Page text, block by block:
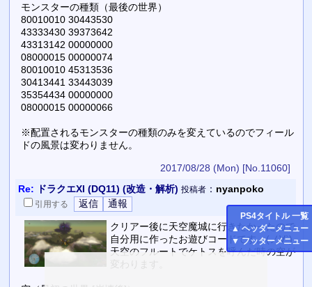
PS4タイトル 一覧
▲ ヘッダーメニュー
▼フッターメニュー
モンスターの種類（最後の世界）
80010010 30443530
43333430 39373642
43313142 00000000
08000015 00000074
80010010 45313536
30413441 33443039
35354434 00000000
08000015 00000066
※配置されるモンスターの種類のみを変えているのでフィール
ドの風景は変わりません。
2017/08/28 (Mon) [No.11060]
Re: ドラクエXI (DQ11) (改造・解析) 投稿者： nyanpoko
引用する
クリアー後に天空魔城に行きたかったので
自分用に作ったお遊びコードです。(ノ∀`)
天空のフルートでケトスを呼んだ時の空が
変わります。